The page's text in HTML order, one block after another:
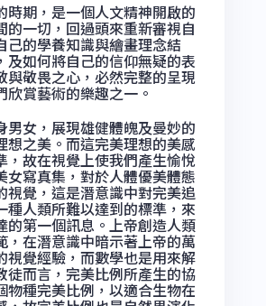
期，是一個人文精神開啟的
一切，回過頭來重新審視自
己的學養知識與繪畫理念結
如何將自己的信仰無疑的表
敬畏之心，必然完整的呈現
賞藝術的樂趣之一。
女，展現雄健體魄及曼妙的
之美。而這完美理想的美感
，故在視覺上使我們產生愉悅
寫真集，對於人體優美體態
視覺，這是潛意識中對完美追
人類所難以達到的標準，來
的第一個訊息。上帝創造人類
在潛意識中暗示著上帝的萬
視覺經驗，而數學也是用來解
徒而言，完美比例所產生的協
種完美比例，以適合生物在